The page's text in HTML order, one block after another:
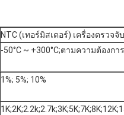
NTC (เทอร์มิสเตอร์) เครื่องตรวจ
-50°C ~ +300°C;ตามความต้องการ
1%; 5%; 10%